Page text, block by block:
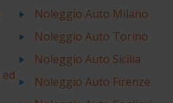
Noleggio Auto Milano
Noleggio Auto Torino
Noleggio Auto Sicilia
Noleggio Auto Firenze